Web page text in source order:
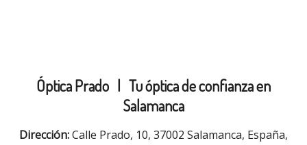
Óptica Prado | Tu óptica de confianza en
Salamanca
Dirección:Calle Prado, 10, 37002 Salamanca, España,